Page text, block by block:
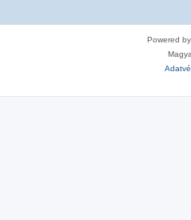
Powered by